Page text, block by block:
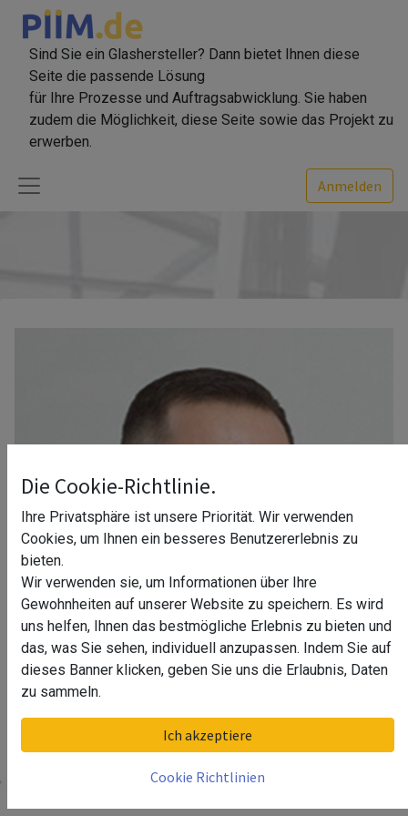
Sind Sie ein Glashersteller? Dann bietet Ihnen diese
Seite die passende Lösung
für Ihre Prozesse und Auftragsabwicklung. Sie haben
zudem die Möglichkeit, diese Seite sowie das Projekt zu
erwerben.
Anmelden
Ihr Berater in Berlin
Die Cookie-Richtlinie.
Ihre Privatsphäre ist unsere Priorität. Wir verwenden
Cookies, um Ihnen ein besseres Benutzererlebnis zu
bieten.
Wir verwenden sie, um Informationen über Ihre
Gewohnheiten auf unserer Website zu speichern. Es wird
uns helfen, Ihnen das bestmögliche Erlebnis zu bieten und
das, was Sie sehen, individuell anzupassen. Indem Sie auf
dieses Banner klicken, geben Sie uns die Erlaubnis, Daten
zu sammeln.
Ich akzeptiere
Cookie Richtlinien